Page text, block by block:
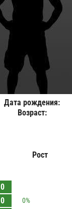
Дата рождения:
Возраст:
Рост
0
0
0%